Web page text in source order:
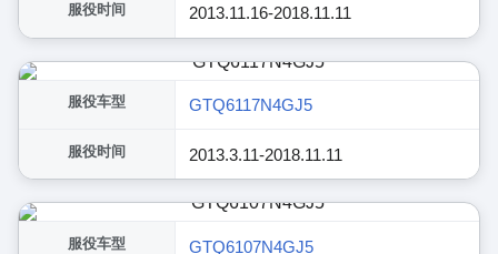
服役时间 2013.11.16-2018.11.11
服役车型 GTQ6117N4GJ5
服役时间 2013.3.11-2018.11.11
服役车型 GTQ6107N4GJ5